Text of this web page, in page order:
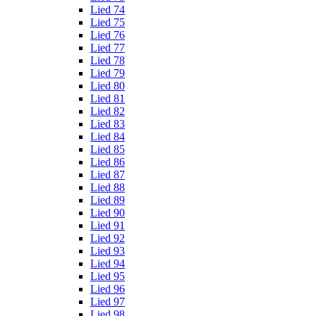
Lied 74
Lied 75
Lied 76
Lied 77
Lied 78
Lied 79
Lied 80
Lied 81
Lied 82
Lied 83
Lied 84
Lied 85
Lied 86
Lied 87
Lied 88
Lied 89
Lied 90
Lied 91
Lied 92
Lied 93
Lied 94
Lied 95
Lied 96
Lied 97